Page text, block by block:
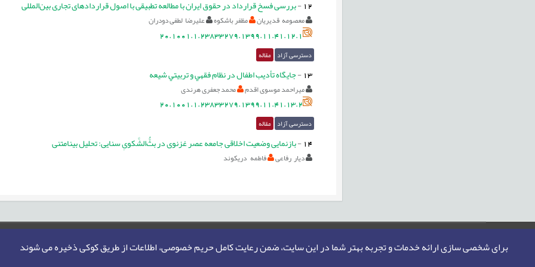
برای شخصی سازی ارائه خدمات و تجربه بهتر شما در این سایت، ضمن رعایت کامل حریم خصوصی، اطلاعات از طریق کوکی ذخیره می شوند
12
-بررسی فسخ قرارداد در حقوق ایران با مطالعه تطبیقی با اصول قراردادهای تجاری بین‌المللی
معصومه قدیریان مظفر باشکوه علیرضا لطفی دودران
20.1001.1.23833279.1399.11.41.12.1
دسترسی آزاد مقاله
13
-جايگاه تأديب اطفال در نظام فقهي و تربيتي شيعه
میراحمد موسوی اقدم محمد جعفری هرندی
20.1001.1.23833279.1399.11.41.13.2
دسترسی آزاد مقاله
14
-بازنمایی وضعیت اخلاقی جامعه عصر غزنوی در بثُّ‌الشَّکویِ سنایی: تحلیل بینامتنی
دیار رفاعی فاطمه دریکوند